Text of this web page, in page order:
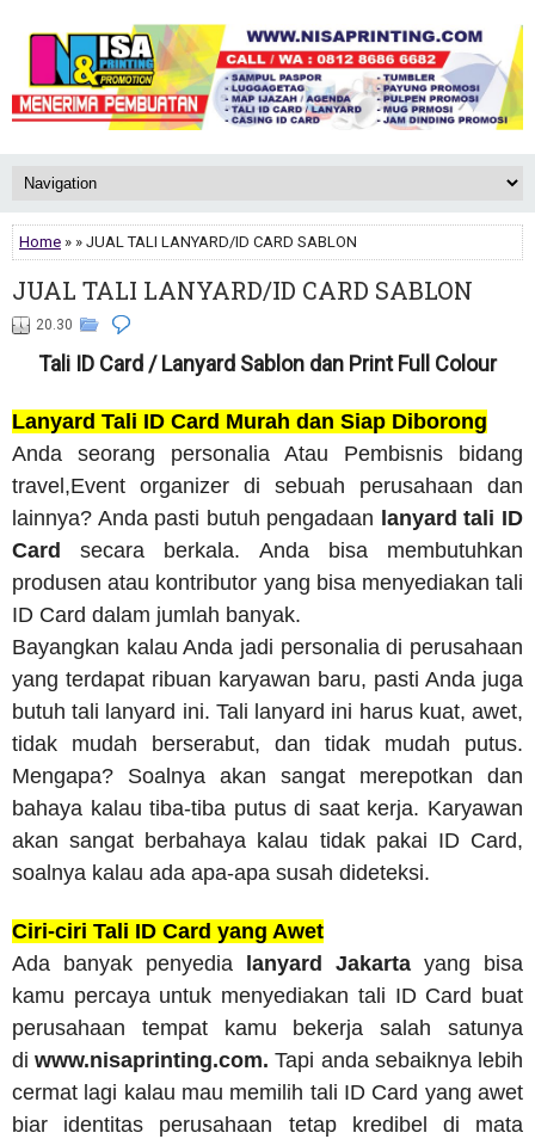
Home » » JUAL TALI LANYARD/ID CARD SABLON
JUAL TALI LANYARD/ID CARD SABLON
20.30
Tali ID Card / Lanyard Sablon dan Print Full Colour
Lanyard Tali ID Card Murah dan Siap Diborong
Anda seorang personalia Atau Pembisnis bidang
travel,Event organizer di sebuah perusahaan dan
lainnya? Anda pasti butuh pengadaan lanyard tali ID
Cardsecara berkala. Anda bisa membutuhkan
produsen atau kontributor yang bisa menyediakan tali
ID Card dalam jumlah banyak.
Bayangkan kalau Anda jadi personalia di perusahaan
yang terdapat ribuan karyawan baru, pasti Anda juga
butuh tali lanyard ini. Tali lanyard ini harus kuat, awet,
tidak mudah berserabut, dan tidak mudah putus.
Mengapa? Soalnya akan sangat merepotkan dan
bahaya kalau tiba-tiba putus di saat kerja. Karyawan
akan sangat berbahaya kalau tidak pakai ID Card,
soalnya kalau ada apa-apa susah dideteksi.
Ciri-ciri Tali ID Card yang Awet
Ada banyak penyedia
lanyard Jakarta yang bisa
kamu percaya untuk menyediakan tali ID Card buat
perusahaan tempat kamu bekerja salah satunya
di www.nisaprinting.com. Tapi anda sebaiknya lebih
cermat lagi kalau mau memilih tali ID Card yang awet
biar identitas perusahaan tetap kredibel di mata